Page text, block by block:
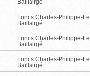
Baillairgé
Fonds Charles-Philippe-
Baillairgé
Fonds Charles-Philippe-
Baillairgé
Fonds Charles-Philippe-
Baillairgé